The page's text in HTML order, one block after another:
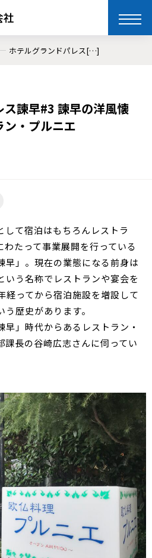
toggle
ホテルグランドパレス[…]
諫早#3 諫早の洋風懐
・プルニエ
して宿泊はもちろんレストラ
たって事業展開を行っている
早」。現在の業態になる前身は
いう名称でレストランや宴会を
経ってから宿泊施設を増設して
歴史があります。
」時代からあるレストラン・
課長の谷崎広志さんに伺ってい